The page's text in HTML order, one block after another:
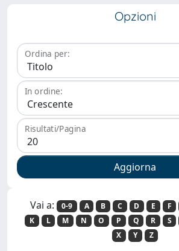
Opzioni
Ordina per:
In ordine:
Risultati/Pagina
Vai a: 0-9 A B C D E F
K
L M N O P Q R S
X
Y Z